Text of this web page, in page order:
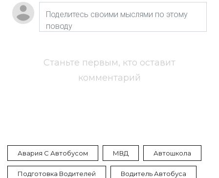
Станьте первым, кто оставит
комментарий
Авария С Автобусом МВД Автошкола
Подготовка Водителей Водитель Автобуса